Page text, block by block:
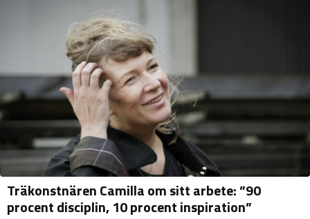
Träkonstnären Camilla om sitt arbete: ”90
procent disciplin, 10 procent inspiration”